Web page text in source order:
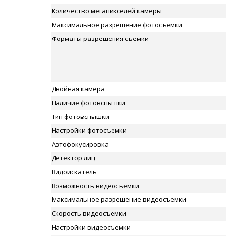
Количество мегапикселей камеры
Максимальное разрешение фотосъемки
Форматы разрешения съемки
Двойная камера
Наличие фотовспышки
Тип фотовспышки
Настройки фотосъемки
Автофокусировка
Детектор лиц
Видоискатель
Возможность видеосъемки
Максимальное разрешение видеосъемки
Скорость видеосъемки
Настройки видеосъемки